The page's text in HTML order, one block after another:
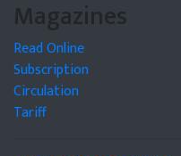
Magazines
Read Online
Subscription
Circulation
Tariff